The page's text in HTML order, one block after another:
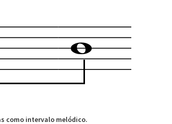
como intervalo melódico.